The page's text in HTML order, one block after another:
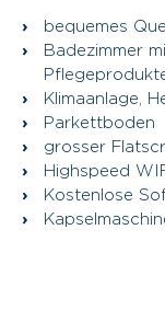
bequemes
Badezimmer
Klimaanlage,
Parkettboden
grosser
Highspeed
Kostenlose